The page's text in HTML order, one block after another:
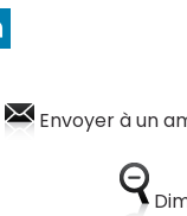
Envoyer à un